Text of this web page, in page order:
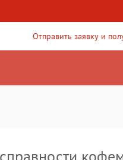
Отправить заявку и